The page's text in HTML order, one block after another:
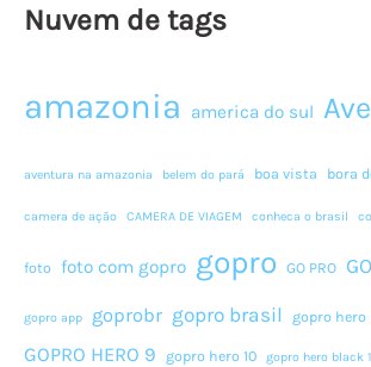
Nuvem de tags
amazonia america do sul
aventura na amazonia belem do pará boa vista bora
camera de ação CAMERA DE VIAGEM conheca o brasil
foto foto com gopro gopro GO PRO
gopro app goprobr gopro brasil gopro hero
GOPRO HERO 9 gopro hero 10 gopro hero black